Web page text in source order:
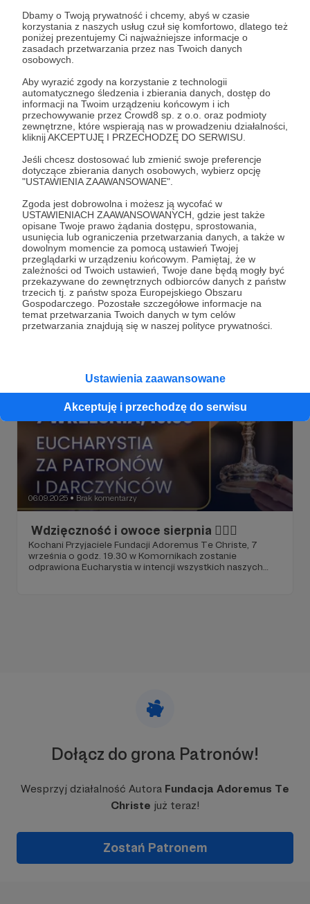
Dbamy o Twoją prywatność i chcemy, abyś w czasie
korzystania z naszych usług czuł się komfortowo, dlatego też
poniżej prezentujemy Ci najważniejsze informacje o
zasadach przetwarzania przez nas Twoich danych
osobowych.
Aby wyrazić zgody na korzystanie z technologii
automatycznego śledzenia i zbierania danych, dostęp do
informacji na Twoim urządzeniu końcowym i ich
przechowywanie przez Crowd8 sp. z o.o. oraz podmioty
zewnętrzne, które wspierają nas w prowadzeniu działalności,
kliknij AKCEPTUJĘ I PRZECHODZĘ DO SERWISU.
Jeśli chcesz dostosować lub zmienić swoje preferencje
dotyczące zbierania danych osobowych, wybierz opcję
"USTAWIENIA ZAAWANSOWANE".
Zgoda jest dobrowolna i możesz ją wycofać w
USTAWIENIACH ZAAWANSOWANYCH, gdzie jest także
opisane Twoje prawo żądania dostępu, sprostowania,
usunięcia lub ograniczenia przetwarzania danych, a także w
dowolnym momencie za pomocą ustawień Twojej
przeglądarki w urządzeniu końcowym. Pamiętaj, że w
zależności od Twoich ustawień, Twoje dane będą mogły być
przekazywane do zewnętrznych odbiorców danych z państw
trzecich tj. z państw spoza Europejskiego Obszaru
Gospodarczego. Pozostałe szczegółowe informacje na
temat przetwarzania Twoich danych w tym celów
przetwarzania znajdują się w naszej polityce prywatności.
Ustawienia zaawansowane
Akceptuję i przechodzę do serwisu
naszej pracy. 🔥 🗓️ Jako wyraz naszej wdzięczności za
Wasze wsparcie 28 stycznia o godz. 9.00 zostanie
odprawiona Eucharystia w intencji Patronów i Darczyńców
Fundacji Adoremus Te Christe w Komornikach. Z serca
dziękujemy 🙏🏻 Zespół Fundacji Adoremus Te Christe
17.10.2025 Brak komentarzy
Modlimy się za Was! ❤️
Kochani Patroni! ❤️‍🔥 19 października o godz. 12:00 w parafii
św. Jana Kantego w Krasnosielcu zostanie odprawiona
Msza Święta w intencji Patronów! ❤️
06.09.2025 ● Brak komentarzy
​ Wdzięczność i owoce sierpnia​ ❤️‍🔥🙏
Kochani Przyjaciele Fundacji Adoremus Te Christe, 7
września o godz. 19.30 w Komornikach zostanie
odprawiona Eucharystia w intencji wszystkich naszych
Dołącz do grona Patronów!
Wesprzyj działalność Autora Fundacja Adoremus Te
Christe już teraz!
Zostań Patronem